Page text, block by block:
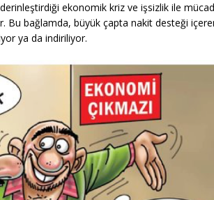
derinleştirdiği ekonomik kriz ve işsizlik ile
Bu bağlamda, büyük çapta nakit desteği
ya da indiriliyor.